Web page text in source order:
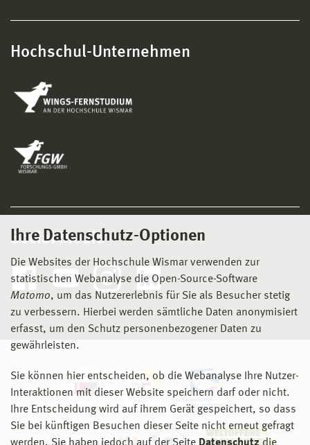
Ihre Datenschutz-Optionen
Die Websites der Hochschule Wismar verwenden zur
statistischen Webanalyse die Open-Source-Software
Matomo, um das Nutzererlebnis für Sie als Besucher stetig
zu verbessern. Hierbei werden sämtliche Daten anonymisiert
erfasst, um den Schutz personenbezogener Daten zu
gewährleisten.
Sie können hier entscheiden, ob die Webanalyse Ihre Nutzer-
Interaktionen mit dieser Website speichern darf oder nicht.
Ihre Entscheidung wird auf ihrem Gerät gespeichert, so dass
Sie bei künftigen Besuchen dieser Seite nicht erneut gefragt
Hochschul-Unternehmen
Social Media